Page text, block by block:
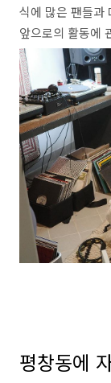
식에 많은 팬들과
앞으로의 활동에
평창동에